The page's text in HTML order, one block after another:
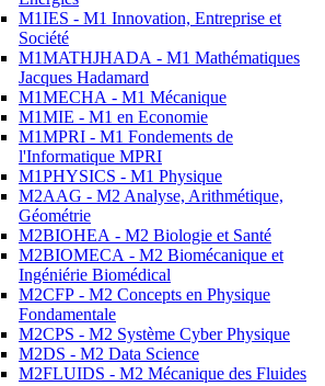
M1IES - M1 Innovation, Entreprise et
Société
M1MATHJHADA - M1 Mathématiques
Jacques Hadamard
M1MECHA - M1 Mécanique
M1MIE - M1 en Economie
M1MPRI - M1 Fondements de
l'Informatique MPRI
M1PHYSICS - M1 Physique
M2AAG - M2 Analyse, Arithmétique,
Géométrie
M2BIOHEA - M2 Biologie et Santé
M2BIOMECA - M2 Biomécanique et
Ingéniérie Biomédical
M2CFP - M2 Concepts en Physique
Fondamentale
M2CPS - M2 Système Cyber Physique
M2DS - M2 Data Science
M2FLUIDS - M2 Mécanique des Fluides